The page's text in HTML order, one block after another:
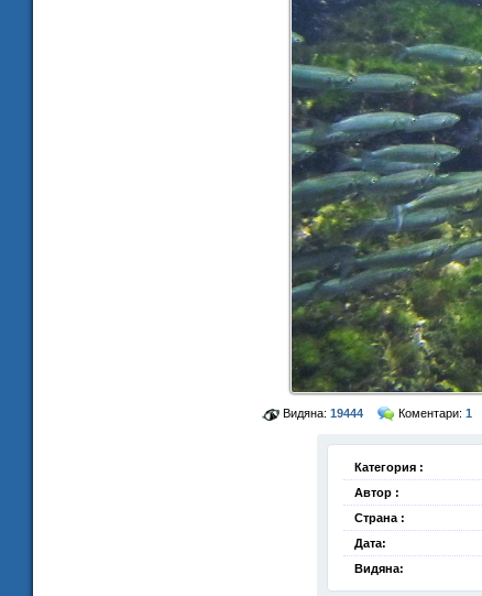
Видяна: 19444 Коментари: 1
Категория :
Автор :
Страна :
Дата:
Видяна: